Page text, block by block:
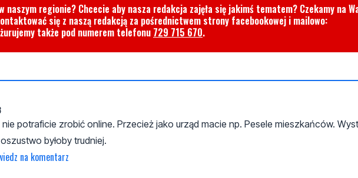
naszym regionie? Chcecie aby nasza redakcja zajęła się jakimś tematem? Czekamy na
się z naszą redakcją za pośrednictwem strony facebookowej i mailowo:
także pod numerem telefonu 729 715 670.
nie potraficie zrobić online. Przecież jako urząd macie np. Pesele mieszkańców.
byłoby trudniej.
na komentarz